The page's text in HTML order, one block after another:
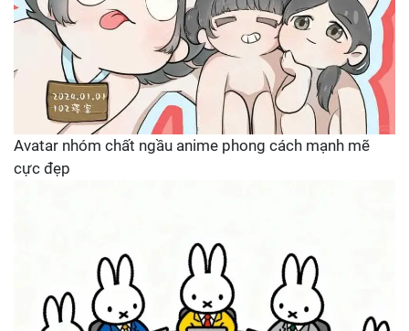
Avatar nhóm chất ngầu anime phong cách mạnh mẽ
cực đẹp